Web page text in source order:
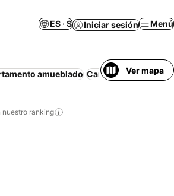
ES · $ Iniciar sesión Menú
amueblado Cancelación gratuita
Ver mapa
nuestro ranking